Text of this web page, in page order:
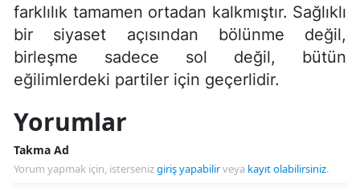
farklılık tamamen ortadan kalkmıştır. Sağlıklı
bir siyaset açısından bölünme değil,
birleşme sadece sol değil, bütün
eğilimlerdeki partiler için geçerlidir.
Yorumlar
Takma Ad
Yorum yapmak için, istersenizgiriş yapabilirveya kayıt olabilirsiniz.